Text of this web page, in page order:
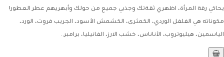
يحاكي رقة المرأة، اظهري ثقةتك وجذبي جميع من حولك وأبهريهم عطر العطور!
مكوناته هي الفلفل الوردي، الكمثرى، الكشمش الأسود، الجريب فروت، الورد،
الياسمين، هيليوتروب، الأناناس، خشب الارز، الفانيليا، برامبر..